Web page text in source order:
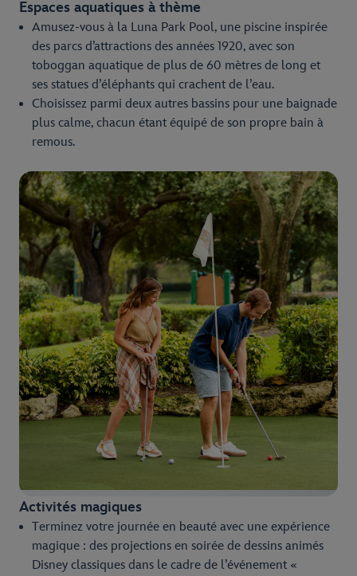
Espaces aquatiques à thème
Amusez-vous à la Luna Park Pool, une piscine inspirée
des parcs d’attractions des années 1920, avec son
toboggan aquatique de plus de 60 mètres de long et
ses statues d’éléphants qui crachent de l’eau.
Choisissez parmi deux autres bassins pour une baignade
plus calme, chacun étant équipé de son propre bain à
remous.
Activités magiques
Terminez votre journée en beauté avec une expérience
magique : des projections en soirée de dessins animés
Disney classiques dans le cadre de l’événement «